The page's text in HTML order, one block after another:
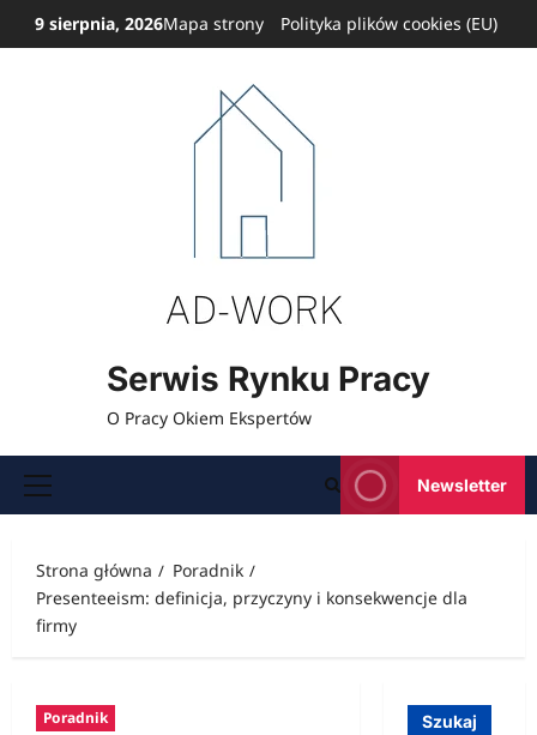
Przejdź9 sierpnia, 2026Mapa strony Polityka plików cookies (EU)
Serwis Rynku Pracy
O Pracy Okiem Ekspertów
Menu
Newsletter
Strona główna
Poradnik
Presenteeism: definicja, przyczyny i konsekwencje dla
firmy
Poradnik Szukaj